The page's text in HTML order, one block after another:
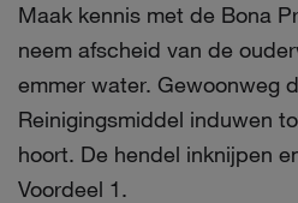
Maak kennis met de Bona
neem afscheid van de
emmer water. Gewoonweg
Reinigingsmiddel induwen
hoort. De hendel inknijpen
Voordeel 1.